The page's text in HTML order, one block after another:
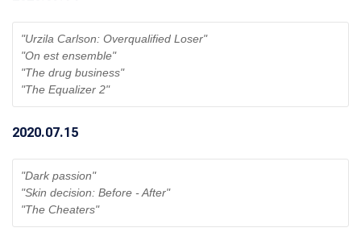
"Urzila Carlson: Overqualified Loser"
"On est ensemble"
"The drug business"
"The Equalizer 2"
2020.07.15
"Dark passion"
"Skin decision: Before - After"
"The Cheaters"